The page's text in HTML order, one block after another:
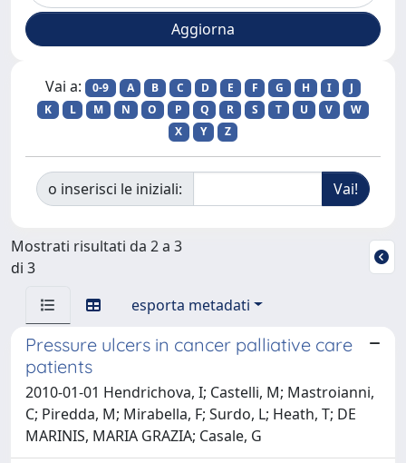
Vai a: 0-9 A B C D E F G H I
J
K
L M N O P Q R S T U V
W
X
Y Z
o inserisci le iniziali:
Mostrati risultati da 2 a 3
di 3
esporta metadati
Pressure ulcers in cancer palliative care
patients
2010-01-01 Hendrichova, I; Castelli, M; Mastroianni,
C; Piredda, M; Mirabella, F; Surdo, L; Heath, T; DE
MARINIS, MARIA GRAZIA; Casale, G